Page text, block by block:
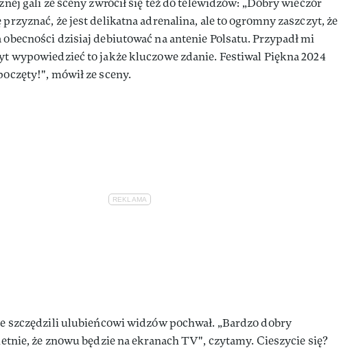
gali ze sceny zwrócił się też do telewidzów: „Dobry wieczór
że jest delikatna adrenalina, ale to ogromny zaszczyt, że
obecności dzisiaj debiutować na antenie Polsatu. Przypadł mi
wypowiedzieć to jakże kluczowe zdanie. Festiwal Piękna 2024
mówił ze sceny.
szczędzili ulubieńcowi widzów pochwał. „Bardzo dobry
że znowu będzie na ekranach TV", czytamy. Cieszycie się?